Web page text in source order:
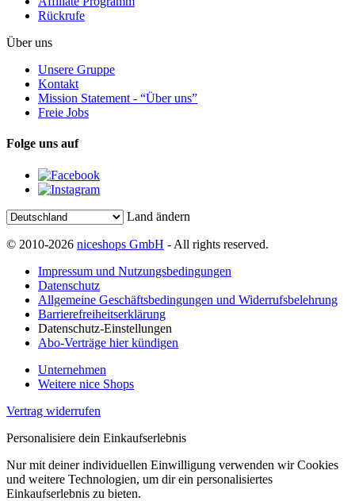
Rückrufe
Über uns
Unsere Gruppe
Kontakt
Mission Statement - “Über uns”
Freie Jobs
Folge uns auf
Land ändern
© 2010-2026 niceshops GmbH - All rights reserved.
Impressum und Nutzungsbedingungen
Datenschutz
Allgemeine Geschäftsbedingungen und Widerrufsbelehrung
Barrierefreiheitserklärung
Datenschutz-Einstellungen
Abo-Verträge hier kündigen
Unternehmen
Weitere nice Shops
Vertrag widerrufen
Personalisiere dein Einkaufserlebnis
Nur mit deiner individuellen Einwilligung verwenden wir Cookies
und weitere Technologien, um dir ein personalisiertes
Einkaufserlebnis zu bieten.